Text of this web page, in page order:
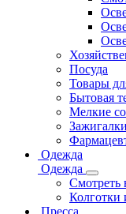
Посуда
Товары
Бытовая
Мелкие
Одежда
Одежда
Смотреть
Колготки
Пресса